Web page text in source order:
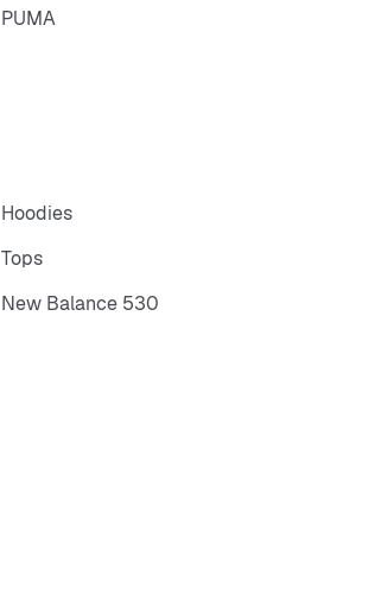
PUMA
Hoodies
Tops
New Balance 530